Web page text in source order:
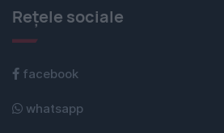
Rețele sociale
facebook
whatsapp